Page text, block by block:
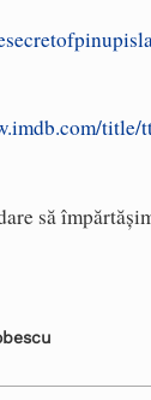
title/
să